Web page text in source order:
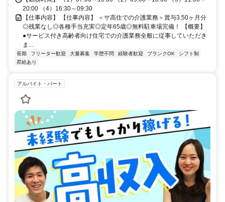
20:00 （4）16:30～09:30
【仕事内容】 【仕事内容】 ＜サ高住での介護業務＞賞与3.50ヶ月分
◎残業なし◎各種手当充実◎定年65歳◎無料駐車場完備！ 【概要】
●サービス付き高齢者向け住宅での介護業務全般に従事していただき
ま...
長期 フリーター歓迎 大量募集 学歴不問 経験者歓迎 ブランクOK
シフト制
昇給あり
アルバイト・パート